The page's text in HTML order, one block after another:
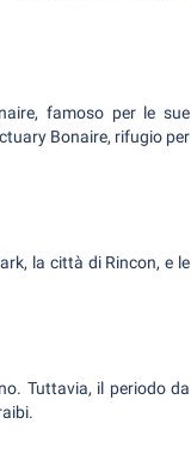
famoso per le sue
Bonaire, rifugio per
la città di Rincon, e le
Tuttavia, il periodo da